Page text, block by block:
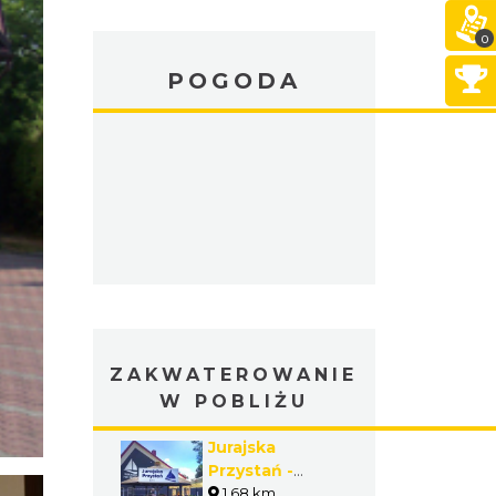
POGODA
ZAKWATEROWANIE
W POBLIŻU
Jurajska
Przystań -
0